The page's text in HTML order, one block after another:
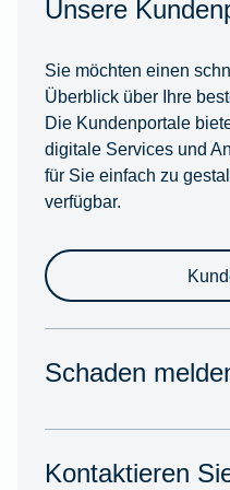
Unsere
Sie möchten einen
Überblick über Ihre
Die Kundenportale
digitale Services und
für Sie einfach zu
verfügbar.
Schaden
Kontaktieren